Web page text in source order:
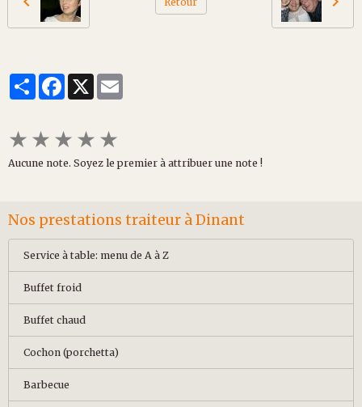
PartagerFacebook
X
★★★★★
Aucune note. Soyez le premier à attribuer une note !
Nos prestations traiteur à Dinant
Service à table: menu de A à Z
Buffet froid
Buffet chaud
Cochon (porchetta)
Barbecue